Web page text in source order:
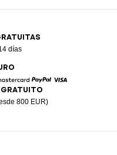
días
MastercardPaypal
800 EUR)